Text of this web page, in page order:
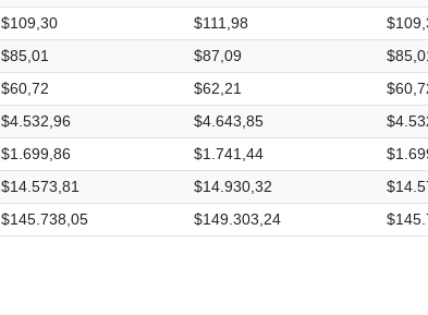
$109,30 $111,98
$85,01 $87,09
$60,72 $62,21
$4.532,96 $4.643,85
$1.699,86 $1.741,44
$14.573,81 $14.930,32
$145.738,05 $149.303,24